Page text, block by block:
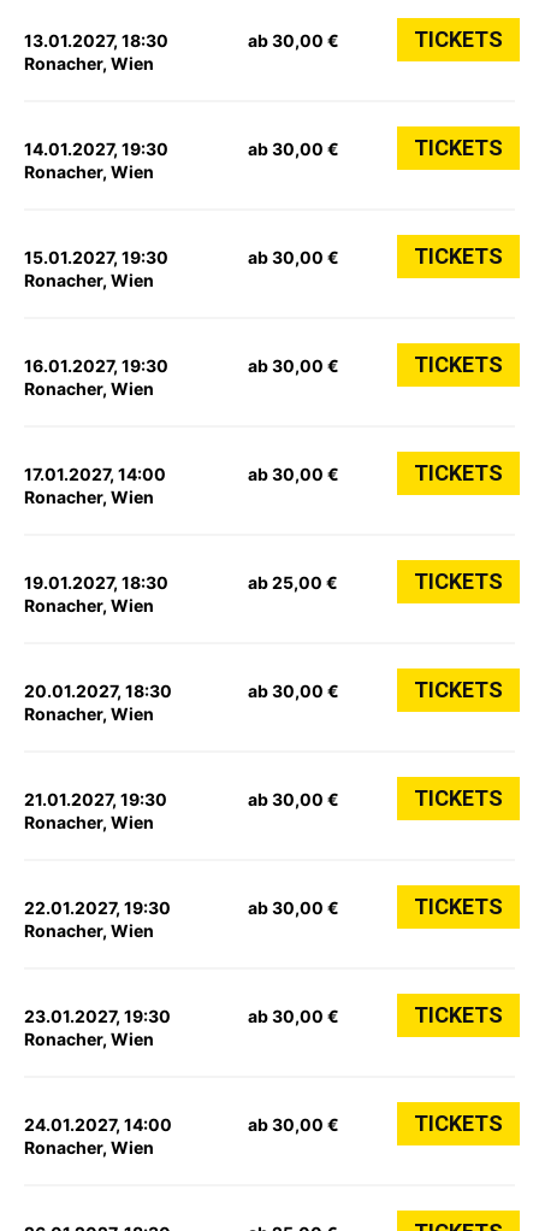
13.01.2027, 18:30
Ronacher, Wien
ab 30,00 € TICKETS
14.01.2027, 19:30
Ronacher, Wien
ab 30,00 € TICKETS
15.01.2027, 19:30
Ronacher, Wien
ab 30,00 € TICKETS
16.01.2027, 19:30
Ronacher, Wien
ab 30,00 € TICKETS
17.01.2027, 14:00
Ronacher, Wien
ab 30,00 € TICKETS
19.01.2027, 18:30
Ronacher, Wien
ab 25,00 € TICKETS
20.01.2027, 18:30
Ronacher, Wien
ab 30,00 € TICKETS
21.01.2027, 19:30
Ronacher, Wien
ab 30,00 € TICKETS
22.01.2027, 19:30
Ronacher, Wien
ab 30,00 € TICKETS
23.01.2027, 19:30
Ronacher, Wien
ab 30,00 € TICKETS
24.01.2027, 14:00
Ronacher, Wien
ab 30,00 € TICKETS